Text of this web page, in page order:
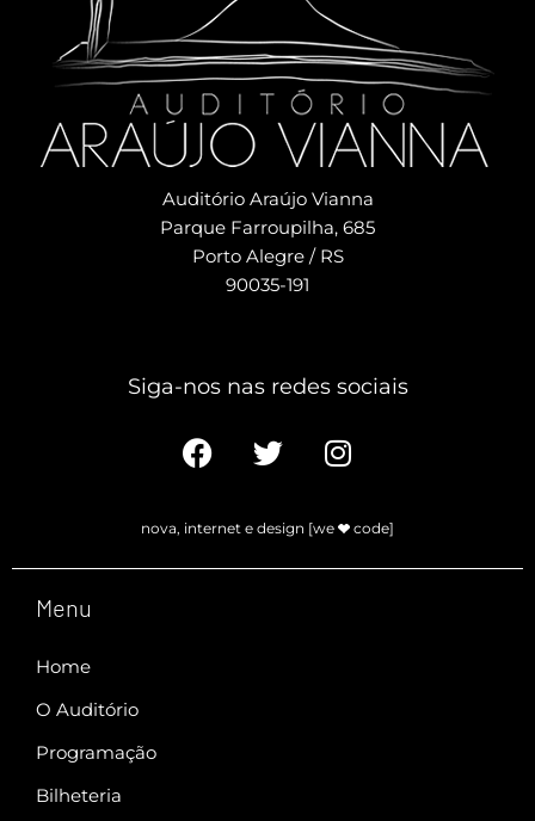
Auditório Araújo Vianna
Parque Farroupilha, 685
Porto Alegre / RS
90035-191
Siga-nos nas redes sociais​
nova, internet e design [we code]
Menu
Home
O Auditório
Programação
Bilheteria